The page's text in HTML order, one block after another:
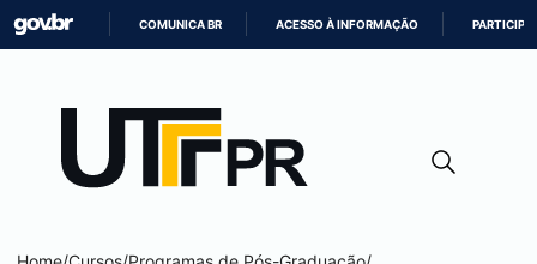
CONTEÚDO
COMUNICA BR ACESSO À INFORMAÇÃO PARTICIPE